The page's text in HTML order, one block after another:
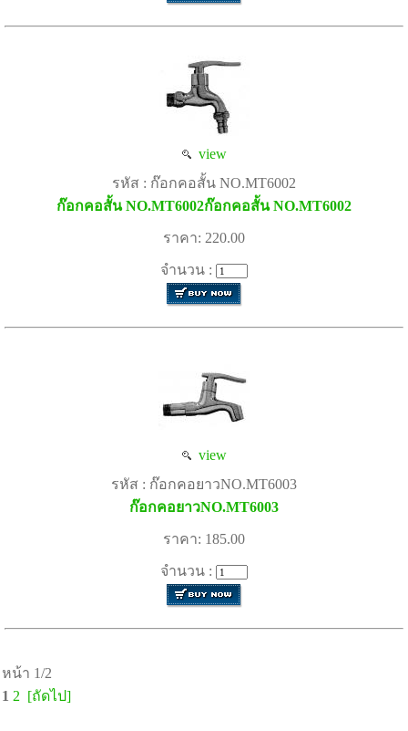
view
รหัส : ก๊อกคอสั้น NO.MT6002
ก๊อกคอสั้น NO.MT6002ก๊อกคอสั้น NO.MT6002
ราคา: 220.00
จำนวน :
view
รหัส : ก๊อกคอยาวNO.MT6003
ก๊อกคอยาวNO.MT6003
ราคา: 185.00
จำนวน :
หน้า 1/2
1 2 [ถัดไป]